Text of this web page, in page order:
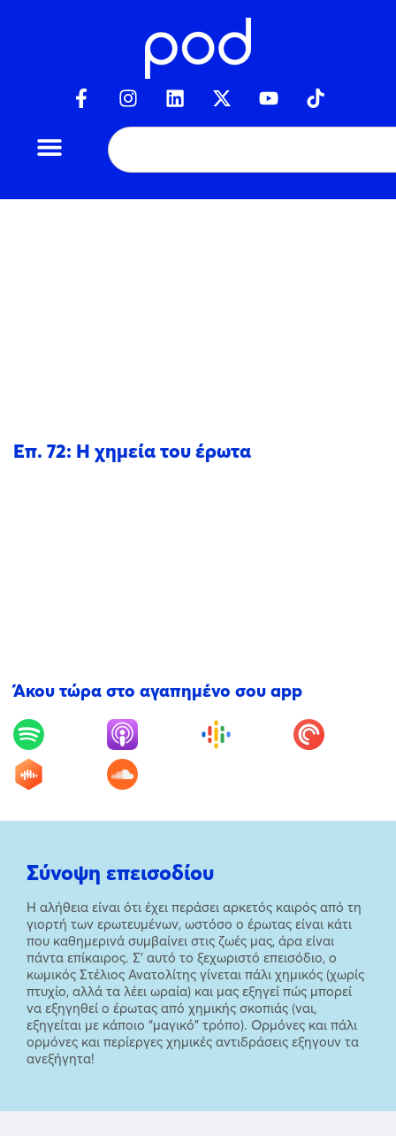
Επ. 72: H χημεία του έρωτα
Άκου τώρα στο αγαπημένο σου app
Σύνοψη επεισοδίου
Η αλήθεια είναι ότι έχει περάσει αρκετός καιρός από τη
γιορτή των ερωτευμένων, ωστόσο ο έρωτας είναι κάτι
που καθημερινά συμβαίνει στις ζωές μας, άρα είναι
πάντα επίκαιρος. Σ’ αυτό το ξεχωριστό επεισόδιο, ο
κωμικός Στέλιος Ανατολίτης γίνεται πάλι χημικός (χωρίς
πτυχίο, αλλά τα λέει ωραία) και μας εξηγεί πώς μπορεί
να εξηγηθεί ο έρωτας από χημικής σκοπιάς (ναι,
εξηγείται με κάποιο “μαγικό” τρόπο). Ορμόνες και πάλι
ορμόνες και περίεργες χημικές αντιδράσεις εξηγουν τα
ανεξήγητα!